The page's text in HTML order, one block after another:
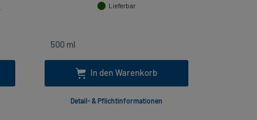
Lieferbar
In den Warenkorb
Detail- & Pflichtinformationen